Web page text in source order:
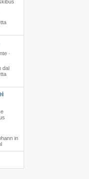
·
dal
in